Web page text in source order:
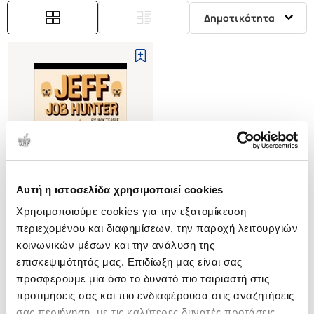
Αυτή η ιστοσελίδα χρησιμοποιεί cookies
Χρησιμοποιούμε cookies για την εξατομίκευση
περιεχομένου και διαφημίσεων, την παροχή λειτουργιών
κοινωνικών μέσων και την ανάλυση της
επισκεψιμότητάς μας. Επιδίωξη μας είναι σας
προσφέρουμε μία όσο το δυνατό πιο ταιριαστή στις
προτιμήσεις σας και πιο ενδιαφέρουσα στις αναζητήσεις
Δημοτικότητα
Εξαντλημένο
(0)
(P/B) JEFF
JOB HUNTER
TEAGLE JACK
Κωδ. Πολιτείας:2998-0003